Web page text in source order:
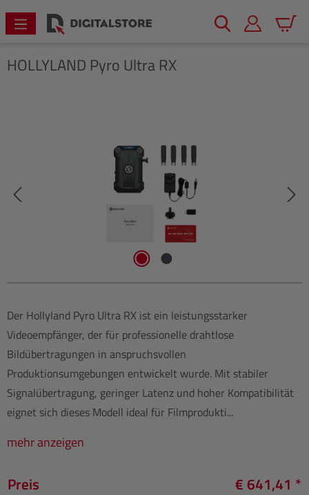
springen
HOLLYLAND Pyro Ultra RX
Der Hollyland Pyro Ultra RX ist ein leistungsstarker
Videoempfänger, der für professionelle drahtlose
Bildübertragungen in anspruchsvollen
Produktionsumgebungen entwickelt wurde. Mit stabiler
Signalübertragung, geringer Latenz und hoher Kompatibilität
eignet sich dieses Modell ideal für Filmprodukti...
mehr anzeigen
Preis € 641,41 *